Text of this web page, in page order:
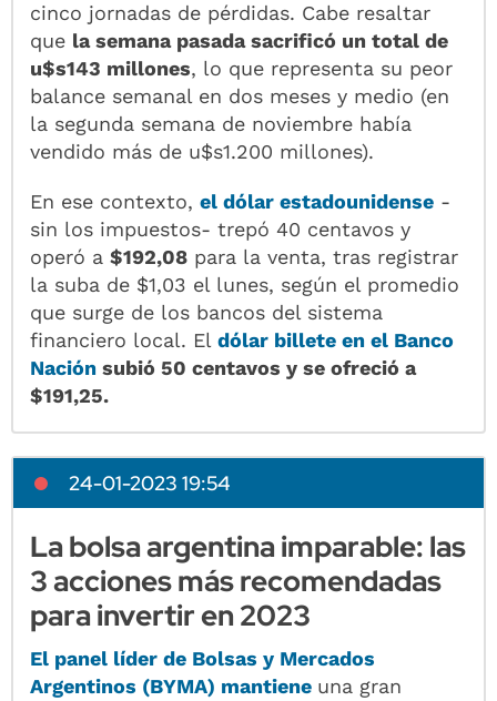
cinco jornadas de pérdidas. Cabe resaltar
que la semana pasada sacrificó un total de
u$s143 millones, lo que representa su peor
balance semanal en dos meses y medio (en
la segunda semana de noviembre había
vendido más de u$s1.200 millones).
En ese contexto,el dólar estadounidense -
sin los impuestos- trepó 40 centavos y
operó a$192,08 para la venta, tras registrar
la suba de $1,03 el lunes, según el promedio
que surge de los bancos del sistema
financiero local. Eldólar billete en el Banco
Nación subió 50 centavos y se ofrecióa
$191,25.
24-01-2023 19:54
La bolsa argentina imparable: las
3 acciones más recomendadas
para invertir en 2023
El panel líder de Bolsas y Mercados
Argentinos (BYMA) mantiene una gran